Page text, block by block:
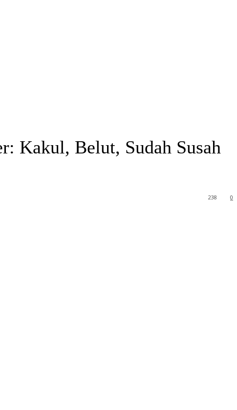
Kakul, Belut, Sudah Susah
0
238